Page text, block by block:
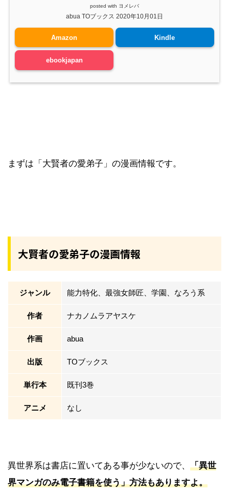
posted with ヨメレバ
abua TOブックス 2020年10月01日
Amazon Kindle
ebookjapan
まずは「大賢者の愛弟子」の漫画情報です。
大賢者の愛弟子の漫画情報
ジャンル 能力特化、最強女師匠、学園、なろう系
作者 ナカノムラアヤスケ
作画 abua
出版 TOブックス
単行本 既刊3巻
アニメ なし
異世界系は書店に置いてある事が少ないので、 「異世
界マンガのみ電子書籍を使う」方法もありますよ。